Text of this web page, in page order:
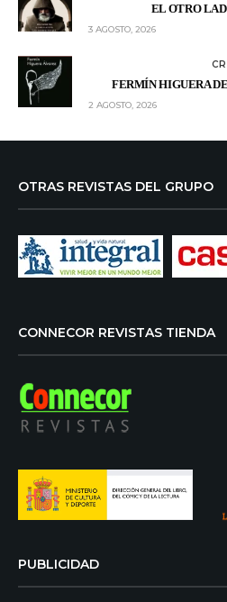
EL OTRO
3 AGOSTO, 2026
FERMÍN HIGUERA
2 AGOSTO, 2026
OTRAS REVISTAS DEL GRUPO
CONNECOR REVISTAS TIENDA
PUBLICIDAD